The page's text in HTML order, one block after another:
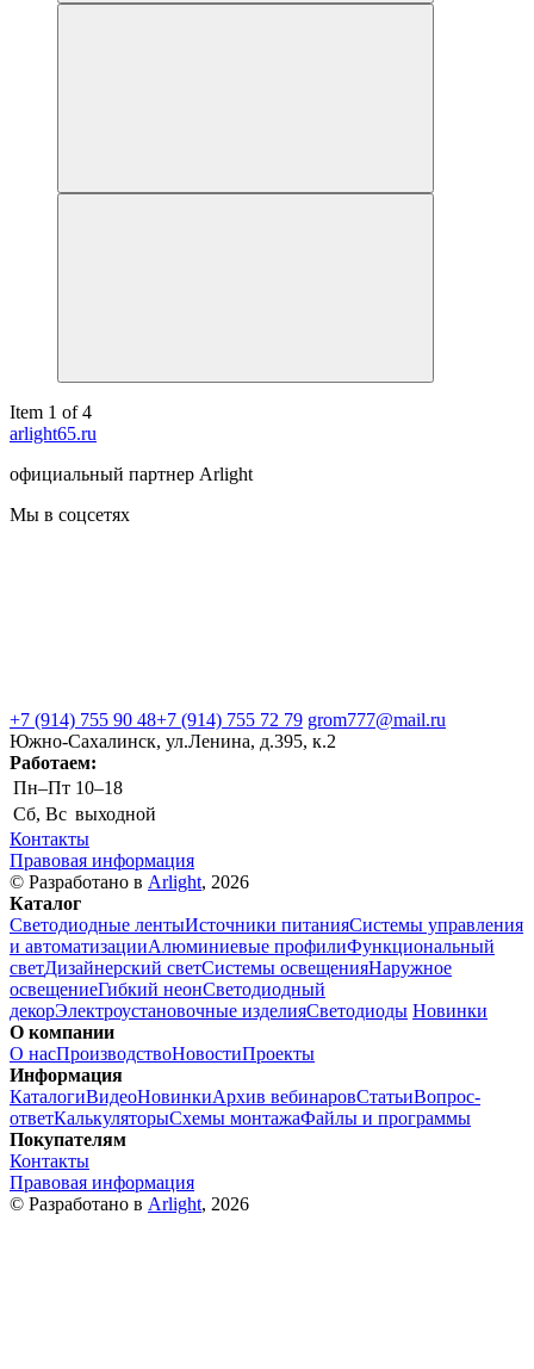
Item 1 of 4
arlight65.ru
официальный партнер Arlight
Мы в соцсетях
+7 (914) 755 90 48+7 (914) 755 72 79 grom777@mail.ru
Южно-Сахалинск, ул.Ленина, д.395, к.2
Работаем:
Пн–Пт 10–18
Сб, Вс выходной
Контакты
Правовая информация
© Разработано в Arlight, 2026
Каталог
Светодиодные лентыИсточники питанияСистемы управления
и автоматизацииАлюминиевые профилиФункциональный
светДизайнерский светСистемы освещенияНаружное
освещениеГибкий неонСветодиодный
декорЭлектроустановочные изделияСветодиоды Новинки
О компании
О насПроизводствоНовостиПроекты
Информация
КаталогиВидеоНовинкиАрхив вебинаровСтатьиВопрос-
ответКалькуляторыСхемы монтажаФайлы и программы
Покупателям
Контакты
Правовая информация
© Разработано в Arlight, 2026